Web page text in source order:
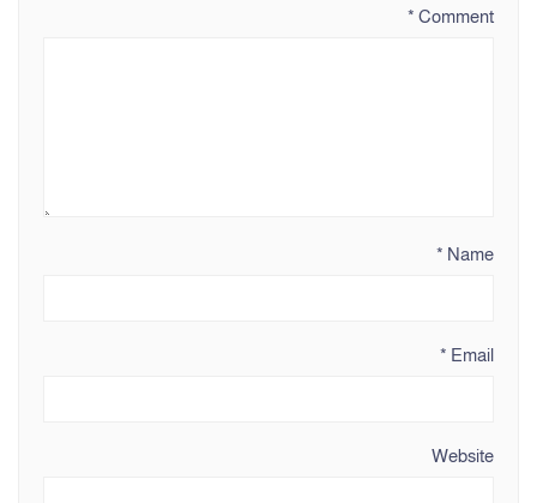
Comment
*
Name
*
Email
*
Website